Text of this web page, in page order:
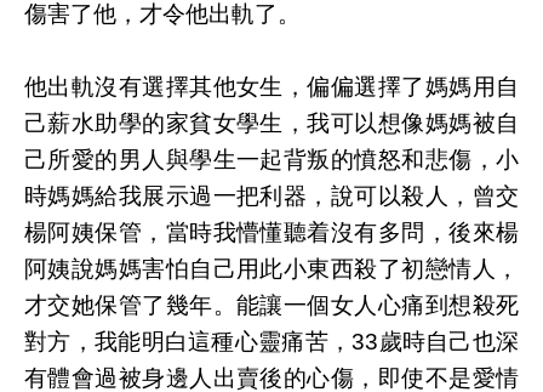
傷害了他，才令他出軌了。
他出軌沒有選擇其他女生，偏偏選擇了媽媽用自
己薪水助學的家貧女學生，我可以想像媽媽被自
己所愛的男人與學生一起背叛的憤怒和悲傷，小
時媽媽給我展示過一把利器，說可以殺人，曾交
楊阿姨保管，當時我懵懂聽着沒有多問，後來楊
阿姨說媽媽害怕自己用此小東西殺了初戀情人，
才交她保管了幾年。能讓一個女人心痛到想殺死
對方，我能明白這種心靈痛苦，33歲時自己也深
有體會過被身邊人出賣後的心傷，即使不是愛情